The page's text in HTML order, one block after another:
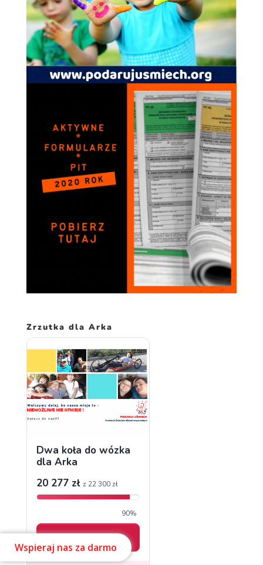
Zrzutka dla Arka
Doświadczenie
Aby nasza strona
internetowa
działała jak
najlepiej podczas
twojego przejścia
na nią. Jeśli
odrzucisz te pliki
cookie, niektóre
funkcje znikną
ze strony
internetowej.
Marketing
Udostępniając
swoje
zainteresowania i
zachowania
podczas
odwiedzania naszej
strony, zwiększasz
szansę na
zobaczenie
spersonalizowanych
treści i ofert.
Wspieraj nas za darmo